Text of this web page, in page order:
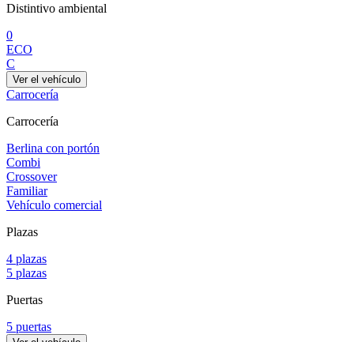
Distintivo ambiental
0
ECO
C
Ver el vehículo
Carrocería
Carrocería
Berlina con portón
Combi
Crossover
Familiar
Vehículo comercial
Plazas
4 plazas
5 plazas
Puertas
5 puertas